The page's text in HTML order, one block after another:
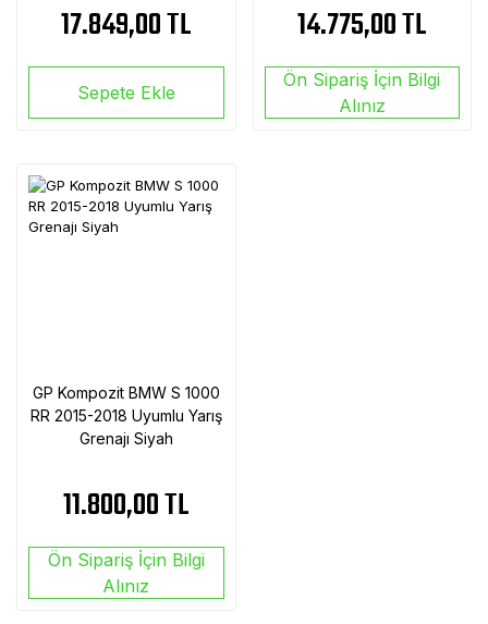
17.849,00 TL
Sepete Ekle
14.775,00 TL
Ön Sipariş İçin Bilgi
Alınız
GP Kompozit BMW S 1000
RR 2015-2018 Uyumlu Yarış
Grenajı Siyah
11.800,00 TL
Ön Sipariş İçin Bilgi
Alınız